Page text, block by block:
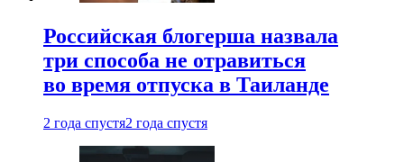
Российская блогерша назвала
три способа не отравиться
во время отпуска в Таиланде
2 года спустя2 года спустя